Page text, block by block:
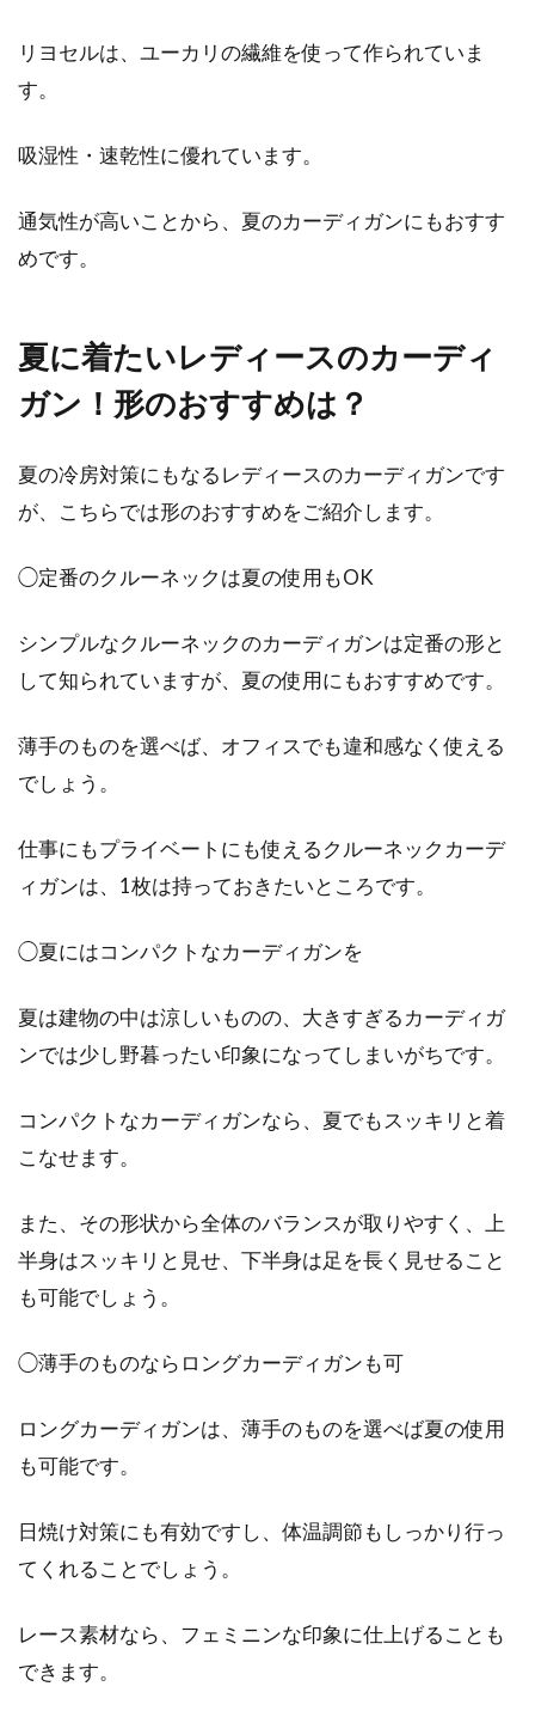
リヨセルは、ユーカリの繊維を使って作られていま
す。
吸湿性・速乾性に優れています。
通気性が高いことから、夏のカーディガンにもおすす
めです。
夏に着たいレディースのカーディ
ガン！形のおすすめは？
夏の冷房対策にもなるレディースのカーディガンです
が、こちらでは形のおすすめをご紹介します。
◯定番のクルーネックは夏の使用もOK
シンプルなクルーネックのカーディガンは定番の形と
して知られていますが、夏の使用にもおすすめです。
薄手のものを選べば、オフィスでも違和感なく使える
でしょう。
仕事にもプライベートにも使えるクルーネックカーデ
ィガンは、1枚は持っておきたいところです。
◯夏にはコンパクトなカーディガンを
夏は建物の中は涼しいものの、大きすぎるカーディガ
ンでは少し野暮ったい印象になってしまいがちです。
コンパクトなカーディガンなら、夏でもスッキリと着
こなせます。
また、その形状から全体のバランスが取りやすく、上
半身はスッキリと見せ、下半身は足を長く見せること
も可能でしょう。
◯薄手のものならロングカーディガンも可
ロングカーディガンは、薄手のものを選べば夏の使用
も可能です。
日焼け対策にも有効ですし、体温調節もしっかり行っ
てくれることでしょう。
レース素材なら、フェミニンな印象に仕上げることも
できます。